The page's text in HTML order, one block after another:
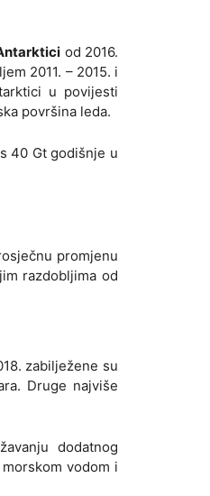
od 2016.
2011. – 2015. i
u povijesti
površina leda.
40 Gt godišnje u
promjenu
razdobljima od
zabilježene su
Druge najviše
dodatnog
vodom i